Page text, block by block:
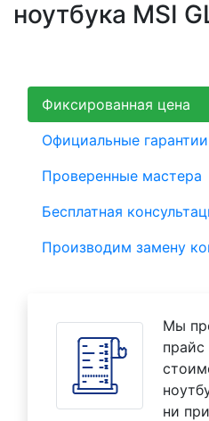
ноутбука MSI
Фиксированная цена
Официальные гарантии
Проверенные мастера
Бесплатная
Производим замену
Мы
прайс
ни